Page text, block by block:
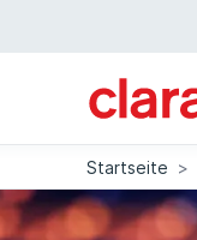
Startseite >